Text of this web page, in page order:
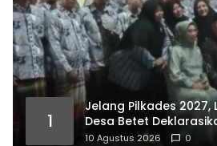
1
Jelang Pilkades 2027,
Desa Betet
100%, Ini Faktanya…
10 Agustus 2026 0